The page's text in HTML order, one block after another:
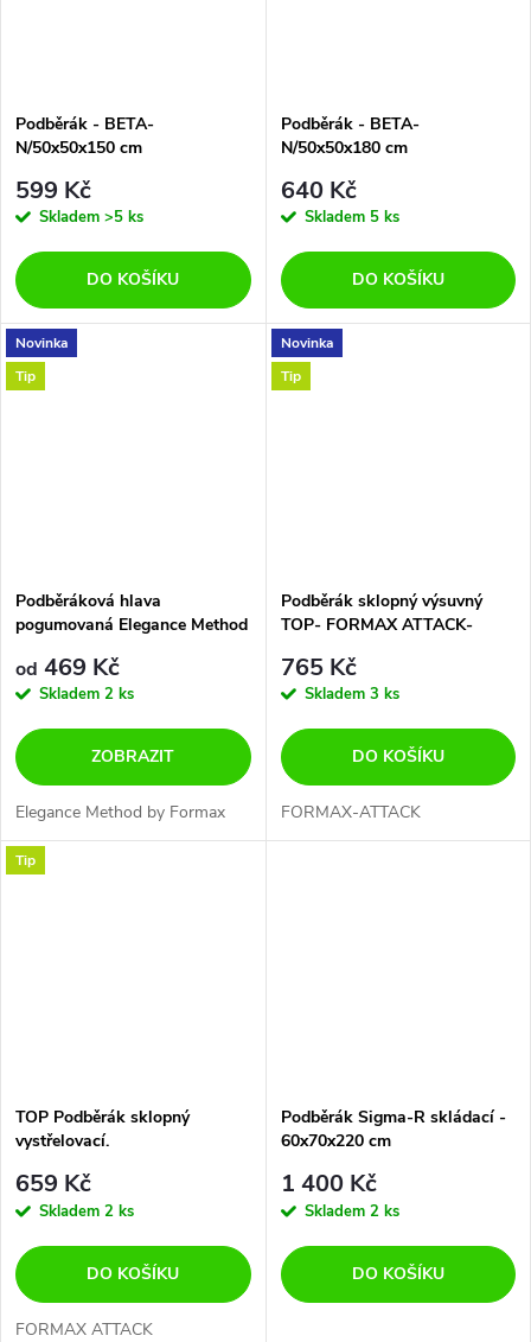
Podběrák - BETA-
N/50x50x150 cm
599 Kč
Skladem >5 ks
DO KOŠÍKU
Podběrák - BETA-
N/50x50x180 cm
640 Kč
Skladem 5 ks
DO KOŠÍKU
Novinka
Tip
Podběráková hlava
pogumovaná Elegance Method
od 469 Kč
Skladem 2 ks
ZOBRAZIT
Elegance Method by Formax
Novinka
Tip
Podběrák sklopný výsuvný
TOP- FORMAX ATTACK-
DO NORSKA
765 Kč
Skladem 3 ks
DO KOŠÍKU
FORMAX-ATTACK
Tip
TOP Podběrák sklopný
vystřelovací.
659 Kč
Skladem 2 ks
DO KOŠÍKU
FORMAX ATTACK
Podběrák Sigma-R skládací -
60x70x220 cm
1 400 Kč
Skladem 2 ks
DO KOŠÍKU